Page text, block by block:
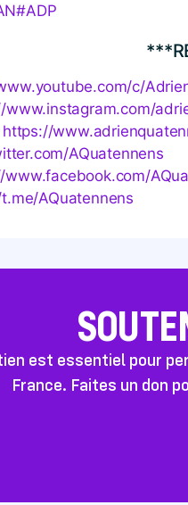
#ADP
​c​/​
​www​.instagram​.com/​
https://​
​A​Q​u​a​t​e​n​n​ens
​www​.facebook​.com/​
AQuatennens
est essentiel pour
France. Faites un don